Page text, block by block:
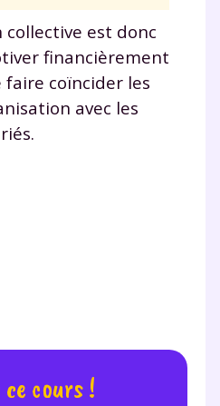
est donc
financièrement
faire coïncider les
avec les
cours !